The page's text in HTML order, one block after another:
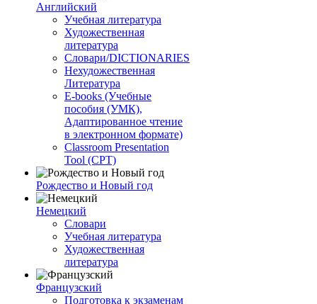
Английский
Учебная литература
Художественная
литература
Словари/DICTIONARIES
Нехудожественная
Литература
E-books (Учебные
пособия (УМК),
Адаптированное чтение
в электронном формате)
Classroom Presentation
Tool (CPT)
Рождество и Новый год
Немецкий
Словари
Учебная литература
Художественная
литература
Французский
Подготовка к экзаменам